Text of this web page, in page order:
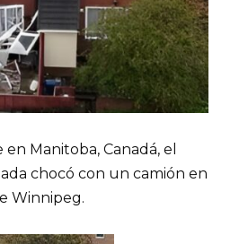
Manitoba, Canadá, el
chocó con un camión en
Winnipeg.